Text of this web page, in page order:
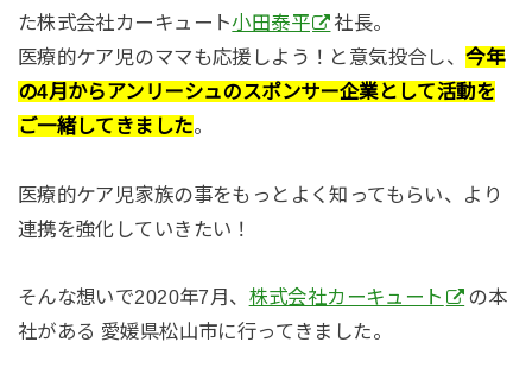
た株式会社カーキュート小田泰平
社長。
医療的ケア児のママも応援しよう！と意気投合し、今年
の4月からアンリーシュのスポンサー企業として活動を
ご一緒してきました。
医療的ケア児家族の事をもっとよく知ってもらい、より
連携を強化していきたい！
そんな想いで2020年7月、 株式会社カーキュート
の本
社がある 愛媛県松山市に行ってきました。